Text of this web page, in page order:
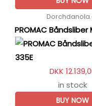
PROMAC Båndsliber
DKK
in stock
BUY NOW